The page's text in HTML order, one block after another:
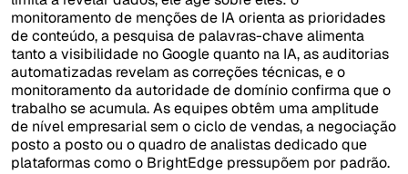
monitoramento de menções de IA orienta as prioridades
de conteúdo, a pesquisa de palavras-chave alimenta
tanto a visibilidade no Google quanto na IA, as auditorias
automatizadas revelam as correções técnicas, e o
monitoramento da autoridade de domínio confirma que o
trabalho se acumula. As equipes obtêm uma amplitude
de nível empresarial sem o ciclo de vendas, a negociação
posto a posto ou o quadro de analistas dedicado que
plataformas como o BrightEdge pressupõem por padrão.